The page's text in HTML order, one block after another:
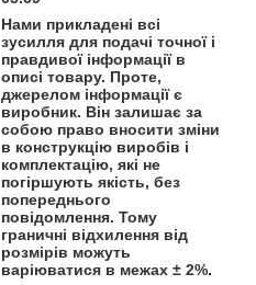
Нами прикладені всі
зусилля для подачі точної і
правдивої інформації в
описі товару. Проте,
джерелом інформації є
виробник. Він залишає за
собою право вносити зміни
в конструкцію виробів і
комплектацію, які не
погіршують якість, без
попереднього
повідомлення. Тому
граничні відхилення від
розмірів можуть
варіюватися в межах ± 2%.